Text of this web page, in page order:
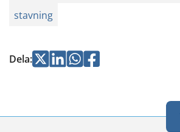
stavning
Dela:Jaa Jaa Jaa
Jaa